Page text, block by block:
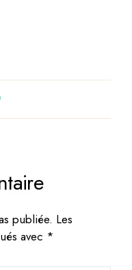
publiée. Les
avec *